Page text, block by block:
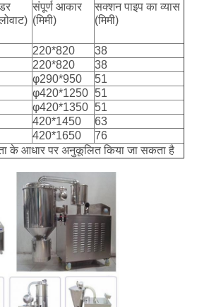
संपूर्ण आकार
(मिमी)
सक्शन पाइप का व्यास
(मिमी)
220*820
38
220*820
38
φ290*950
51
φ420*1250 51
φ420*1350 51
420*1450
63
420*1650
76
के आधार पर अनुकूलित किया जा सकता है